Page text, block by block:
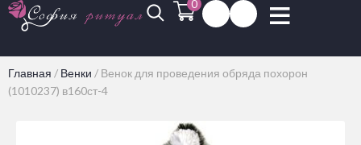
0
Главная / Венки / Венок для проведения обряда похорон
(1010237) в160ст-4